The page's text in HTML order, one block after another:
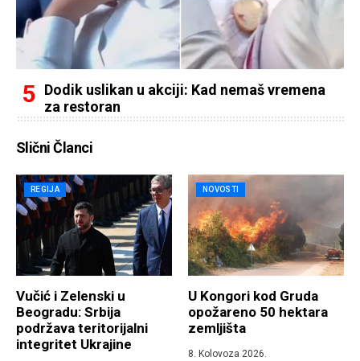
Dodik uslikan u akciji: Kad nemaš vremena
za restoran
Slični Članci
REGIJA
Vučić i Zelenski u
Beogradu: Srbija
podržava teritorijalni
integritet Ukrajine
NOVOSTI
U Kongori kod Gruda
opožareno 50 hektara
zemljišta
8. Kolovoza 2026.